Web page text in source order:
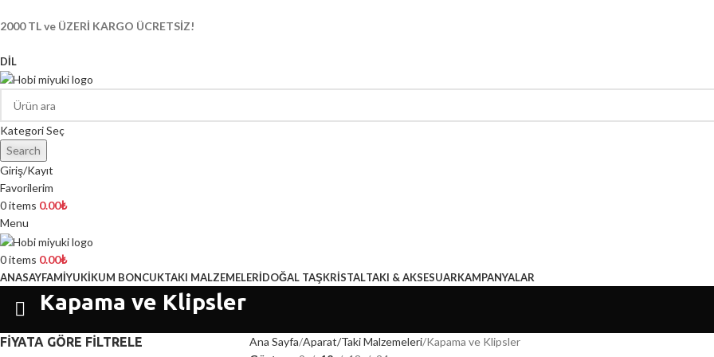
2000 TL ve ÜZERİ KARGO ÜCRETSİZ!
DIL
Kategori Seç
Search
Giriş/Kayıt
Favorilerim
0items 0.00₺
Menu
0items 0.00₺
ANASAYFAMİYUKİKUM BONCUKTAKI MALZEMELERİDOĞAL TAŞKRİSTALTAKI & AKSESUARKAMPANYALAR
Kapama ve Klipsler
FİYATA GÖRE FİLTRELE Ana Sayfa Aparat/Taki Malzemeleri Kapama ve Klipsler